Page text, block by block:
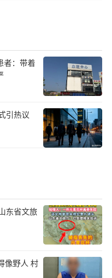
者：带着
引热议
东省文旅
像野人 村